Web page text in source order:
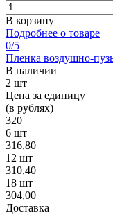
В корзину
Подробнее о товаре
0/5
Пленка воздушно-
В наличии
2 шт
Цена за единицу
(в рублях)
320
6 шт
316,80
12 шт
310,40
18 шт
304,00
Доставка